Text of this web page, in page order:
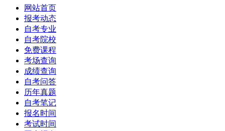
网站首页
报考动态
自考专业
自考院校
免费课程
考场查询
成绩查询
自考问答
历年真题
自考笔记
报名时间
考试时间